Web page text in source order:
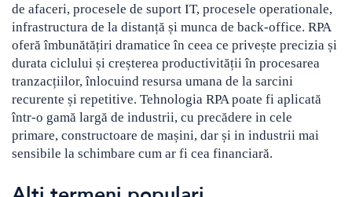
de afaceri, procesele de suport IT, procesele operationale,
infrastructura de la distanță și munca de back-office. RPA
oferă îmbunătățiri dramatice în ceea ce privește precizia și
durata ciclului și creșterea productivității în procesarea
tranzacțiilor, înlocuind resursa umana de la sarcini
recurente și repetitive. Tehnologia RPA poate fi aplicată
într-o gamă largă de industrii, cu precădere in cele
primare, constructoare de mașini, dar și in industrii mai
sensibile la schimbare cum ar fi cea financiară.